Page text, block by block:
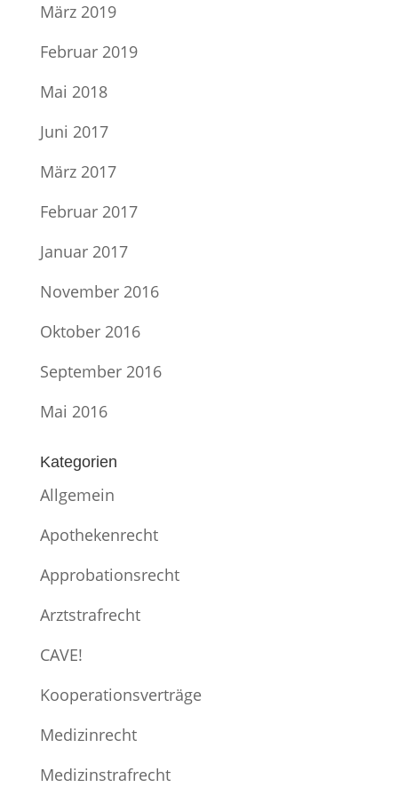
März 2019
Februar 2019
Mai 2018
Juni 2017
März 2017
Februar 2017
Januar 2017
November 2016
Oktober 2016
September 2016
Mai 2016
Kategorien
Allgemein
Apothekenrecht
Approbationsrecht
Arztstrafrecht
CAVE!
Kooperationsverträge
Medizinrecht
Medizinstrafrecht